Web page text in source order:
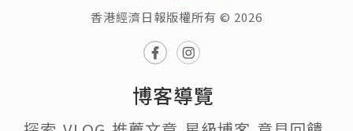
香港經濟日報版權所有 © 2026
博客導覽